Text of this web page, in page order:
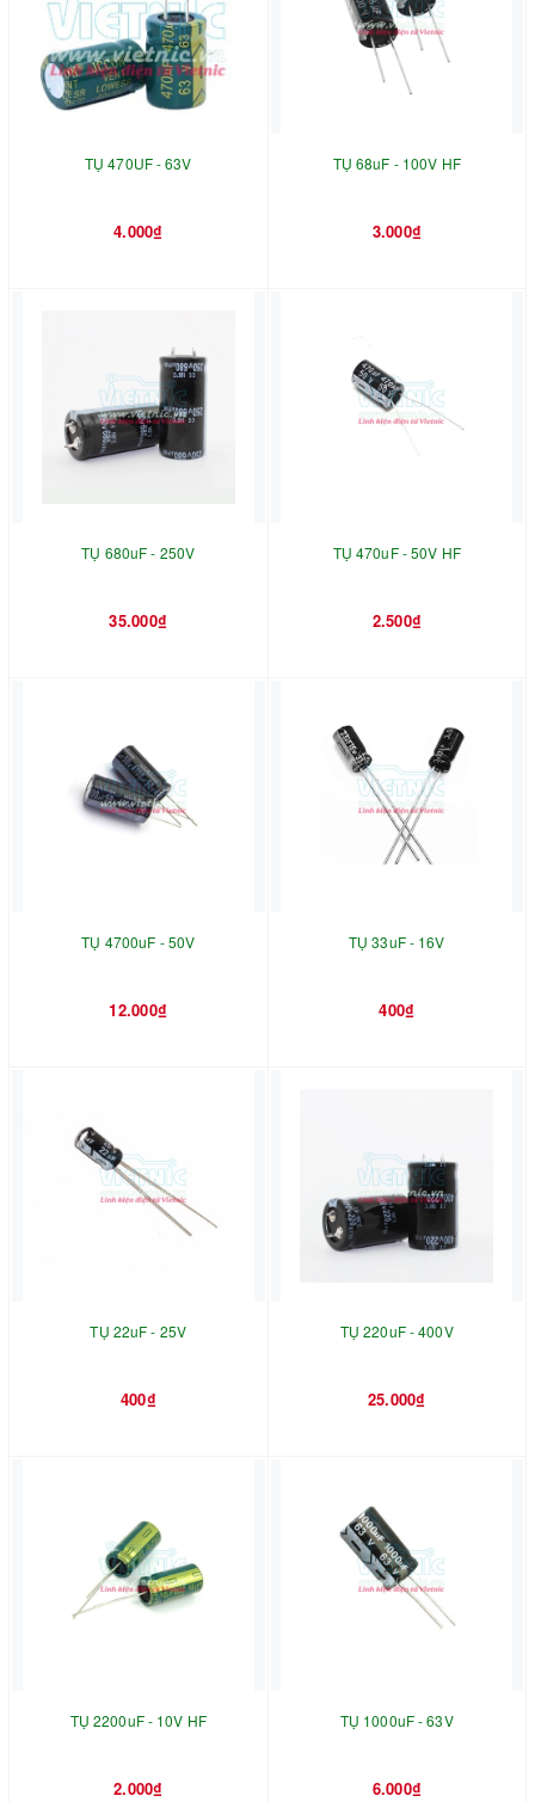
TỤ 470UF - 63V
4.000₫
TỤ 68uF - 100V HF
3.000₫
TỤ 680uF - 250V
35.000₫
TỤ 470uF - 50V HF
2.500₫
TỤ 4700uF - 50V
12.000₫
TỤ 33uF - 16V
400₫
TỤ 22uF - 25V
400₫
TỤ 220uF - 400V
25.000₫
TỤ 2200uF - 10V HF
2.000₫
TỤ 1000uF - 63V
6.000₫